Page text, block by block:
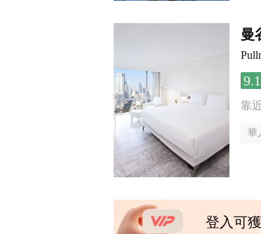
曼
9.1
靠
華
登入可